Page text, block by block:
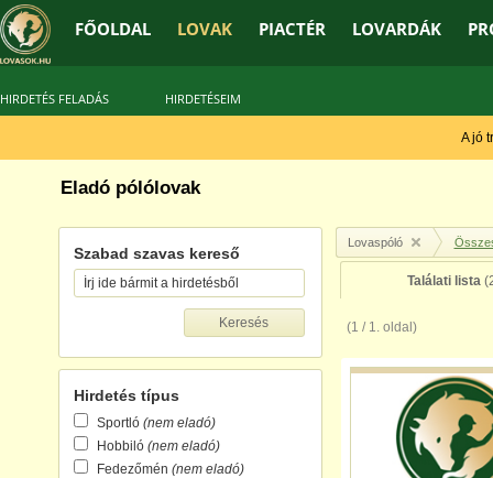
FŐOLDAL LOVAK PIACTÉR LOVARDÁK
HIRDETÉS FELADÁS HIRDETÉSEIM
A jó
Eladó pólólovak
Szabad szavas kereső
Hirdetés típus
Sportló (nem eladó)
Hobbiló (nem eladó)
Fedezőmén (nem eladó)
Lovaspóló
Találati lista
(1 / 1. oldal)